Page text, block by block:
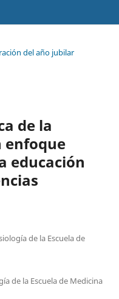
del año jubilar
de la
enfoque
educación
de la Escuela de
de la Escuela de Medicina